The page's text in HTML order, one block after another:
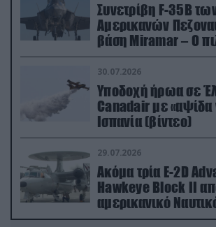
Συνετρίβη F-35B
Αμερικανών
βάση Miramar – Ο
εκτινάχθηκε
30.07.2026
Υποδοχή ήρωα σε
Canadair με «αψίδα
Ισπανία (βίντεο)
29.07.2026
Ακόμα τρία E-2D
Hawkeye Block II
αμερικανικό
δισ.δολάρια το